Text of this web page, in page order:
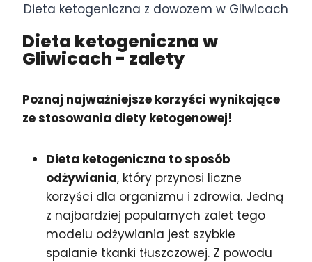
Dieta ketogeniczna z dowozem w Gliwicach
Dieta ketogeniczna w
Gliwicach - zalety
Poznaj najważniejsze korzyści wynikające
ze stosowania diety ketogenowej!
Dieta ketogeniczna to sposób
odżywiania, który przynosi liczne
korzyści dla organizmu i zdrowia. Jedną
z najbardziej popularnych zalet tego
modelu odżywiania jest szybkie
spalanie tkanki tłuszczowej. Z powodu